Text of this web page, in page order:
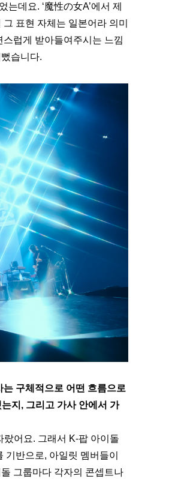
데요. ‘魔性の女A’에서 제
표현 자체는 일본어라 의미
럽게 받아들여주시는 느낌
습니다.
는 구체적으로 어떤 흐름으로
지, 그리고 가사 안에서 가
어요. 그래서 K-팝 아이돌
반으로, 아일릿 멤버들이
그룹마다 각자의 콘셉트나